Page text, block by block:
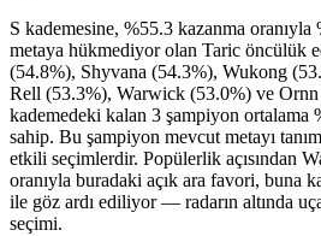
S kademesine, %55.3 kazanma oranıyla
metaya hükmediyor olan Taric öncülük
(54.8%), Shyvana (54.3%), Wukong
Rell (53.3%), Warwick (53.0%) ve
kademedeki kalan 3 şampiyon ortalama
sahip. Bu şampiyon mevcut metayı
etkili seçimlerdir. Popülerlik açısından
oranıyla buradaki açık ara favori, buna
ile göz ardı ediliyor — radarın altında
seçimi.